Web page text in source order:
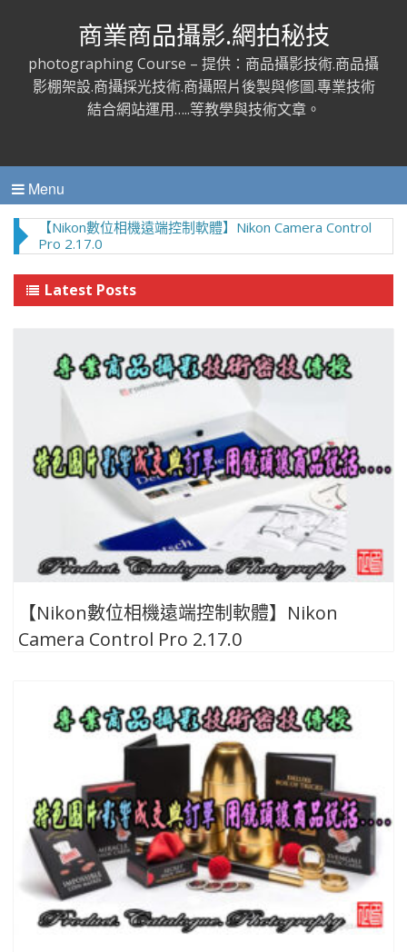
商業商品攝影.網拍秘技
photographing Course – 提供：商品攝影技術.商品攝
影棚架設.商攝採光技術.商攝照片後製與修圖.專業技術
結合網站運用…..等教學與技術文章。
Menu
新力 Sony 100mm F2.8 Macro 微距近攝鏡頭
Latest Posts
【Nikon數位相機遠端控制軟體】Nikon
Camera Control Pro 2.17.0